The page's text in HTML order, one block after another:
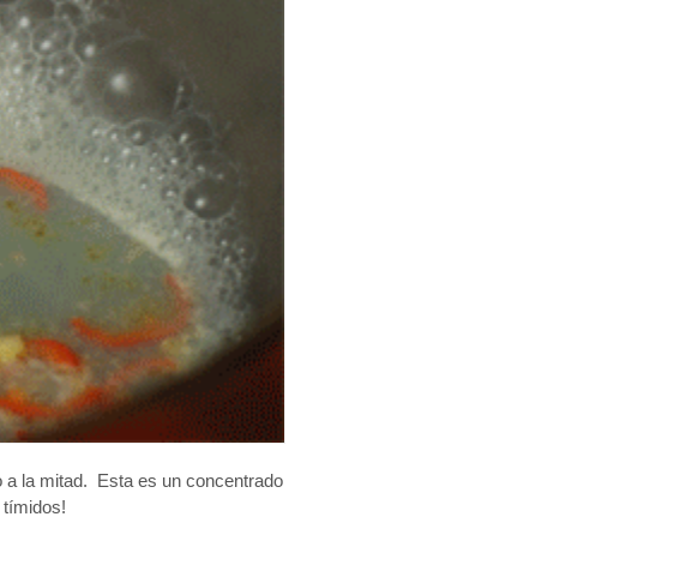
a la mitad. Esta es un concentrado